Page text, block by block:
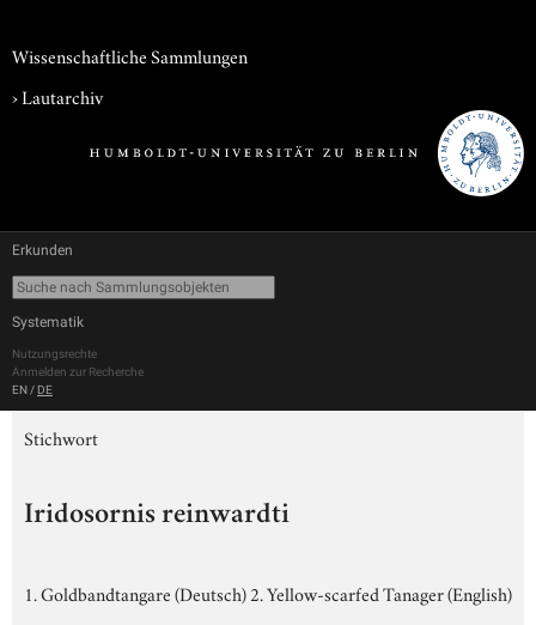
Wissenschaftliche Sammlungen
›Lautarchiv
Erkunden
Systematik
Nutzungsrechte
Anmelden zur Recherche
EN / DE
Stichwort
Iridosornis reinwardti
1. Goldbandtangare (Deutsch) 2. Yellow-scarfed Tanager (English)